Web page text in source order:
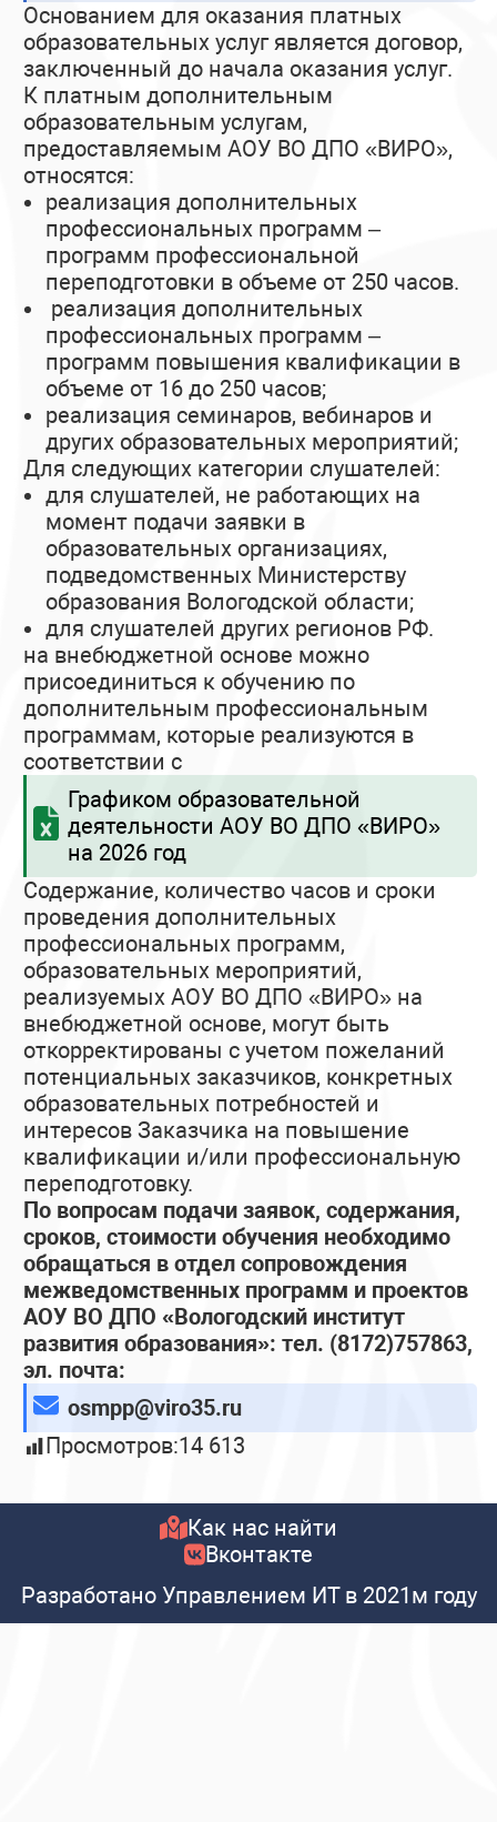
Основанием для оказания платных
образовательных услуг является договор,
заключенный до начала оказания услуг.
К платным дополнительным
образовательным услугам,
предоставляемым АОУ ВО ДПО «ВИРО»,
относятся:
реализация дополнительных
профессиональных программ –
программ профессиональной
переподготовки в объеме от 250 часов.
реализация дополнительных
профессиональных программ –
программ повышения квалификации в
объеме от 16 до 250 часов;
реализация семинаров, вебинаров и
других образовательных мероприятий;
Для следующих категории слушателей:
для слушателей, не работающих на
момент подачи заявки в
образовательных организациях,
подведомственных Министерству
образования Вологодской области;
для слушателей других регионов РФ.
на внебюджетной основе можно
присоединиться к обучению по
дополнительным профессиональным
программам, которые реализуются в
соответствии с
Графиком образовательной
деятельности АОУ ВО ДПО «ВИРО»
на 2026 год
Содержание, количество часов и сроки
проведения дополнительных
профессиональных программ,
образовательных мероприятий,
реализуемых АОУ ВО ДПО «ВИРО» на
внебюджетной основе, могут быть
откорректированы с учетом пожеланий
потенциальных заказчиков, конкретных
образовательных потребностей и
интересов Заказчика на повышение
квалификации и/или профессиональную
переподготовку.
По вопросам подачи заявок, содержания,
сроков, стоимости обучения необходимо
обращаться в отдел сопровождения
межведомственных программ и проектов
АОУ ВО ДПО «Вологодский институт
развития образования»: тел. (8172)757863,
эл. почта:
osmpp@viro35.ru
Просмотров:14 613
Как нас найти
Вконтакте
Разработано Управлением ИТ в 2021м году